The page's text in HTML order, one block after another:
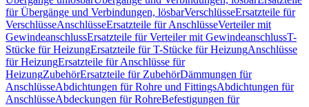
für Übergänge und Verbindungen, lösbarVerschlüsseErsatzteile für
VerschlüsseAnschlüsseErsatzteile für AnschlüsseVerteiler mit
GewindeanschlussErsatzteile für Verteiler mit GewindeanschlussT-
Stücke für HeizungErsatzteile für T-Stücke für HeizungAnschlüsse
für HeizungErsatzteile für Anschlüsse für
HeizungZubehörErsatzteile für ZubehörDämmungen für
AnschlüsseAbdichtungen für Rohre und FittingsAbdichtungen für
AnschlüsseAbdeckungen für RohreBefestigungen für